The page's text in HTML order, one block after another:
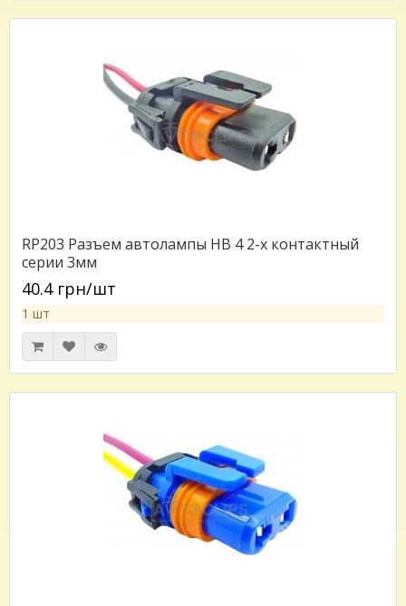
RP203 Разъем автолампы HB 4 2-х контактный
серии 3мм
40.4 грн/шт
1 шт